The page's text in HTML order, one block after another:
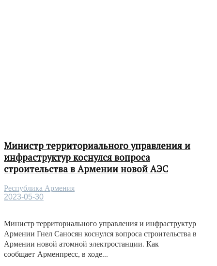
Министр территориального управления и
инфраструктур коснулся вопроса
строительства в Армении новой АЭС
Республика Армения
2023-05-30
Министр территориального управления и инфраструктур
Армении Гнел Саносян коснулся вопроса строительства в
Армении новой атомной электростанции. Как
сообщает Арменпресс, в ходе...